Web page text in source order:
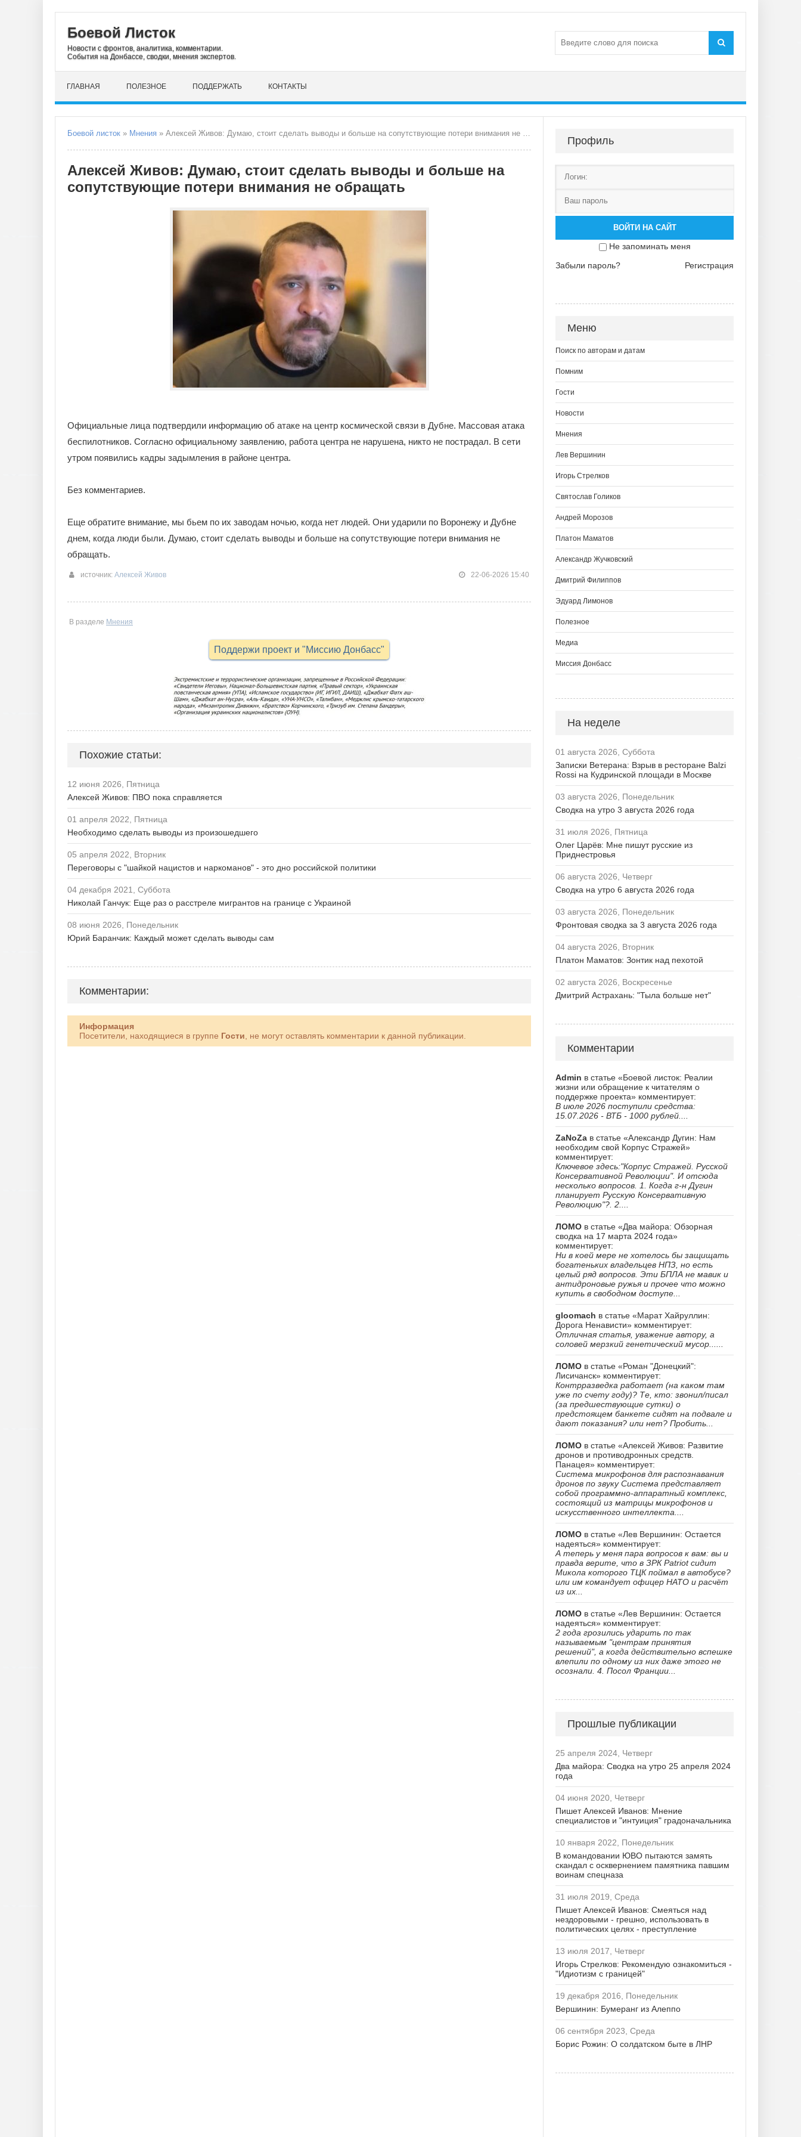
Боевой Листок
Новости с фронтов, аналитика, комментарии.
События на Донбассе, сводки, мнения экспертов.
ГЛАВНАЯ ПОЛЕЗНОЕ ПОДДЕРЖАТЬ КОНТАКТЫ
Боевой листок » Мнения » Алексей Живов: Думаю, стоит сделать выводы и больше на сопутствующие потери внимания не обращать
Алексей Живов: Думаю, стоит сделать выводы и больше на
сопутствующие потери внимания не обращать
Официальные лица подтвердили информацию об атаке на центр космической связи в Дубне. Массовая атака
беспилотников. Согласно официальному заявлению, работа центра не нарушена, никто не пострадал. В сети
утром появились кадры задымления в районе центра.
Без комментариев.
Еще обратите внимание, мы бьем по их заводам ночью, когда нет людей. Они ударили по Воронежу и Дубне
днем, когда люди были. Думаю, стоит сделать выводы и больше на сопутствующие потери внимания не
обращать.
источник: Алексей Живов 22-06-2026 15:40
В разделе Мнения
Поддержи проект и "Миссию Донбасс"
Похожие статьи:
12 июня 2026, Пятница
Алексей Живов: ПВО пока справляется
01 апреля 2022, Пятница
Необходимо сделать выводы из произошедшего
05 апреля 2022, Вторник
Переговоры с "шайкой нацистов и наркоманов" - это дно российской политики
04 декабря 2021, Суббота
Николай Ганчук: Еще раз о расстреле мигрантов на границе с Украиной
08 июня 2026, Понедельник
Юрий Баранчик: Каждый может сделать выводы сам
Комментарии:
Информация
Посетители, находящиеся в группе Гости , не могут оставлять комментарии к данной публикации.
Профиль
ВОЙТИ НА САЙТ
Не запоминать меня
Забыли пароль?
Регистрация
Меню
Поиск по авторам и датам
Помним
Гости
Новости
Мнения
Лев Вершинин
Игорь Стрелков
Святослав Голиков
Андрей Морозов
Платон Маматов
Александр Жучковский
Дмитрий Филиппов
Эдуард Лимонов
Полезное
Медиа
Миссия Донбасс
На неделе
01 августа 2026, Суббота
Записки Ветерана: Взрыв в ресторане Balzi
Rossi на Кудринской площади в Москве
03 августа 2026, Понедельник
Сводка на утро 3 августа 2026 года
31 июля 2026, Пятница
Олег Царёв: Мне пишут русские из
Приднестровья
06 августа 2026, Четверг
Сводка на утро 6 августа 2026 года
03 августа 2026, Понедельник
Фронтовая сводка за 3 августа 2026 года
04 августа 2026, Вторник
Платон Маматов: Зонтик над пехотой
02 августа 2026, Воскресенье
Дмитрий Астрахань: "Тыла больше нет"
Комментарии
Admin в статье «Боевой листок: Реалии
жизни или обращение к читателям о
поддержке проекта» комментирует:
В июле 2026 поступили средства:
15.07.2026 - ВТБ - 1000 рублей....
ZaNoZa в статье «Александр Дугин: Нам
необходим свой Корпус Стражей»
комментирует:
Ключевое здесь:"Корпус Стражей. Русской
Консервативной Революции". И отсюда
несколько вопросов. 1. Когда г-н Дугин
планирует Русскую Консервативную
Революцию"?. 2....
ЛОМО в статье «Два майора: Обзорная
сводка на 17 марта 2024 года»
комментирует:
Ни в коей мере не хотелось бы защищать
богатеньких владельцев НПЗ, но есть
целый ряд вопросов. Эти БПЛА не мавик и
антидроновые ружья и прочее что можно
купить в свободном доступе...
gloomach в статье «Марат Хайруллин:
Дорога Ненависти» комментирует:
Отличная статья, уважение автору, а
соловей мерзкий генетический мусор......
ЛОМО в статье «Роман "Донецкий":
Лисичанск» комментирует:
Контрразведка работает (на каком там
уже по счету году)? Те, кто: звонил/писал
(за предшествующие сутки) о
предстоящем банкете сидят на подвале и
дают показания? или нет? Пробить...
ЛОМО в статье «Алексей Живов: Развитие
дронов и противодронных средств.
Панацея» комментирует:
Система микрофонов для распознавания
дронов по звуку Система представляет
собой программно-аппаратный комплекс,
состоящий из матрицы микрофонов и
искусственного интеллекта....
ЛОМО в статье «Лев Вершинин: Остается
надеяться» комментирует:
А теперь у меня пара вопросов к вам: вы и
правда верите, что в ЗРК Patriot сидит
Микола которого ТЦК поймал в автобусе?
или им командует офицер НАТО и расчёт
из их...
ЛОМО в статье «Лев Вершинин: Остается
надеяться» комментирует:
2 года грозились ударить по так
называемым "центрам принятия
решений", а когда действительно вспешке
влепили по одному из них даже этого не
осознали. 4. Посол Франции...
Прошлые публикации
25 апреля 2024, Четверг
Два майора: Cводка на утро 25 апреля 2024
года
04 июня 2020, Четверг
Пишет Алексей Иванов: Мнение
специалистов и "интуиция" градоначальника
10 января 2022, Понедельник
В командовании ЮВО пытаются замять
скандал с осквернением памятника павшим
воинам спецназа
31 июля 2019, Среда
Пишет Алексей Иванов: Смеяться над
нездоровыми - грешно, использовать в
политических целях - преступление
13 июля 2017, Четверг
Игорь Стрелков: Рекомендую ознакомиться -
"Идиотизм с границей"
19 декабря 2016, Понедельник
Вершинин: Бумеранг из Алеппо
06 сентября 2023, Среда
Борис Рожин: О солдатском быте в ЛНР